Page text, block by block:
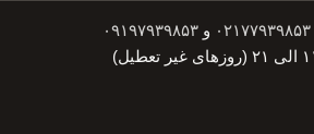
۰۲۱۷۷۹۳۹۸۵۳ و ۰۹۱۹۷۹۳۹۸۵۳